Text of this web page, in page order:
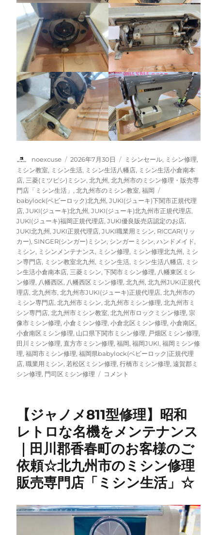
投
稿
者
noexcuse
投
稿
日:
2026年7月30日
カ
テ
ゴ
リ
ー
ミシンセール, ミシン修理,
ミシン教室, ミシン生活, ミシン生活八幡店, ミシン生活小倉南本
店, 三菱(ミツビシ)ミシン,北九州,北九州市のミシン修理・販売専
門店「ミシン生活」 ,北九州市のミシン教室,福岡
グ
babylock(ベビーロック)北九州,JUKI(ジューキ)下関市正規代理
店,JUKI(ジューキ)北九州,JUKI(ジューキ)北九州市正規代理店,
JUKI(ジューキ)福岡正規代理店,JUKI優良販売店認定のお店,
JUKI北九州,JUKI正規代理店,JUKI職業用ミシン, RICCAR(リッ
カー),SINGER(シンガー)ミシン, シンガーミシン,ハンドメイド,
ミシン, ミシンメンテナンス, ミシン修理, ミシン修理北九州, ミシ
ン専門店, ミシン教室北九州, ミシン生活, ミシン生活八幡店, ミシ
ン生活小倉南本店, 三菱ミシン,下関市ミシン修理, 八幡東区ミシ
ン修理, 八幡西区, 八幡西区ミシン修理,北九州,北九州JUKI正規代
理店,北九州市,北九州市JUKI(ジューキ)正規代理店,北九州市の
ミシン専門店,北九州市ミシン,北九州市ミシン修理,北九州市ミ
シン専門店,北九州市ミシン教室,北九州市ロックミシン修理, 宗
像市ミシン修理,小倉ミシン修理,小倉北区ミシン修理,小倉南区,
小倉南区ミシン修理, 山口県下関市ミシン修理, 戸畑区ミシン修理,
田川ミシン修理, 直方市ミシン修理,福岡,福岡JUKI,福岡ミシン修
理,福岡市ミシン修理,福岡県babylock(ベビーロック)正規代理
店,職業用ミシン, 若松区ミシン修理,行橋市ミシン修理,遠賀郡ミ
シン修理, 門司区ミシン修理
【昭
ロ】
50
年
以
上
前
の
三
ビ
ン
テ
コメント
【ジャノメ811型修理】昭和
レトロな名機をメンテナンス
｜田川郡香春町のお客様のご
依頼☆北九州市のミシン修理
販売専門店「ミシン生活」☆